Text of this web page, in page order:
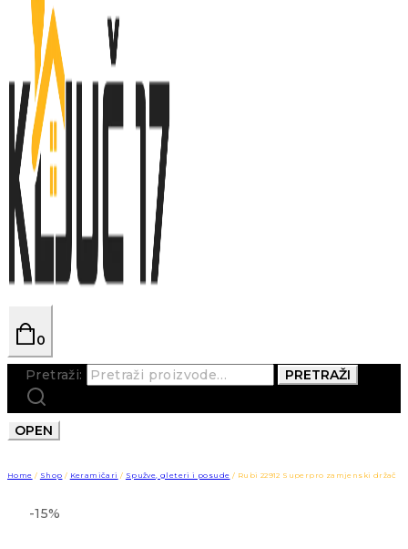
0
Pretraži: PRETRAŽI
OPEN
Home / Shop / Keramičari / Spužve, gleteri i posude / Rubi 22912 Superpro zamjenski držač
-15%